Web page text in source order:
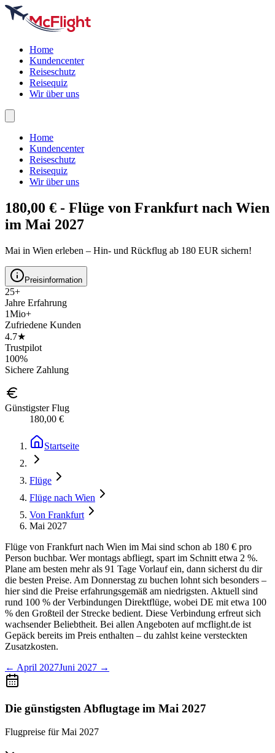
Home
Kundencenter
Reiseschutz
Reisequiz
Wir über uns
Home
Kundencenter
Reiseschutz
Reisequiz
Wir über uns
180,00 € - Flüge von Frankfurt nach Wien
im Mai 2027
Mai in Wien erleben – Hin- und Rückflug ab 180 EUR sichern!
Preisinformation
25+
Jahre Erfahrung
1Mio+
Zufriedene Kunden
4.7★
Trustpilot
100%
Sichere Zahlung
Günstigster Flug
180,00 €
Startseite
Flüge
Flüge nach Wien
Von Frankfurt
Mai 2027
Flüge von Frankfurt nach Wien im Mai sind schon ab 180 € pro
Person buchbar. Wer montags abfliegt, spart im Schnitt etwa 2 %.
Plane am besten mehr als 91 Tage Vorlauf ein, dann sicherst du dir
die besten Preise. Am Donnerstag zu buchen lohnt sich besonders –
hier sind die Preise erfahrungsgemäß am niedrigsten. Aktuell sind
rund 100 % der Verbindungen Direktflüge, wobei DE mit etwa 100
% den Großteil der Strecke bedient. Diese Verbindung erfreut sich
wachsender Beliebtheit. Bei allen Angeboten auf mcflight.de ist
Gepäck bereits im Preis enthalten – du zahlst keine versteckten
Zusatzkosten.
← April 2027Juni 2027 →
Die günstigsten Abflugtage im Mai 2027
Flugpreise fürMai 2027